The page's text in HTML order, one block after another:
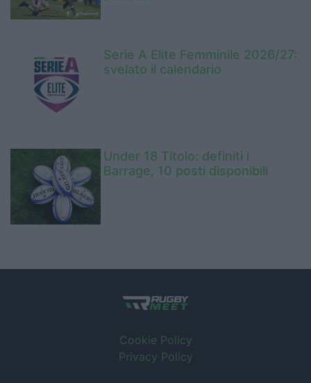
Serie A Elite Femminile 2026/27:
svelato il calendario
Under 18 Titolo: definiti i
Barrage, 10 posti disponibili
Cookie Policy
Privacy Policy